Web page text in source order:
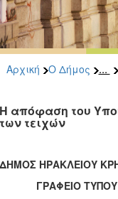
Αρχική Ο Δήμος ...
Η απόφαση του
των τειχών
ΔΗΜΟΣ ΗΡΑΚΛΕΙΟΥ
ΓΡΑΦΕΙΟ ΤΥΠΟΥ